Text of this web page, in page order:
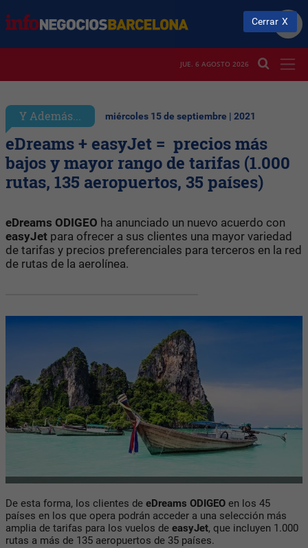
JUE. 6 AGOSTO 2026
Y Además... miércoles 15 de septiembre | 2021
eDreams + easyJet = precios más
bajos y mayor rango de tarifas (1.000
rutas, 135 aeropuertos, 35 países)
eDreams ODIGEO ha anunciado un nuevo acuerdo con
easyJet para ofrecer a sus clientes una mayor variedad
de tarifas y precios preferenciales para terceros en la red
de rutas de la aerolínea.
De esta forma, los clientes de eDreams ODIGEO en los 45
países en los que opera podrán acceder a una selección más
amplia de tarifas para los vuelos de easyJet, que incluyen 1.000
rutas a más de 135 aeropuertos de 35 países.
Cerrar